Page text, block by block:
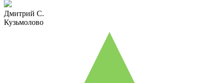
Дмитрий С.
Кузьмолово